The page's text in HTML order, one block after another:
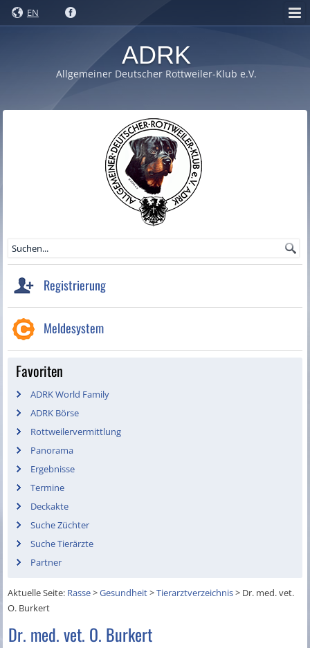
EN
ADRK
Allgemeiner Deutscher Rottweiler-Klub e.V.
Registrierung
Meldesystem
Favoriten
ADRK World Family
ADRK Börse
Rottweilervermittlung
Panorama
Ergebnisse
Termine
Deckakte
Suche Züchter
Suche Tierärzte
Partner
Aktuelle Seite: Rasse>Gesundheit>Tierarztverzeichnis> Dr. med. vet.
O. Burkert
Dr. med. vet. O. Burkert